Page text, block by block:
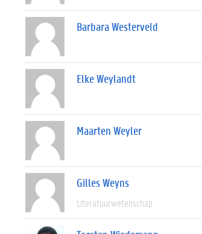
Barbara Westerveld
Elke Weylandt
Maarten Weyler
Gilles Weyns
Literatuurwetenschap